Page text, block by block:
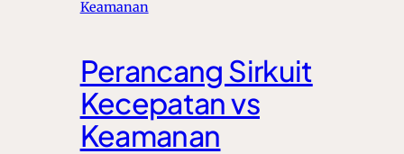
Perancang Sirkuit
Kecepatan vs
Keamanan